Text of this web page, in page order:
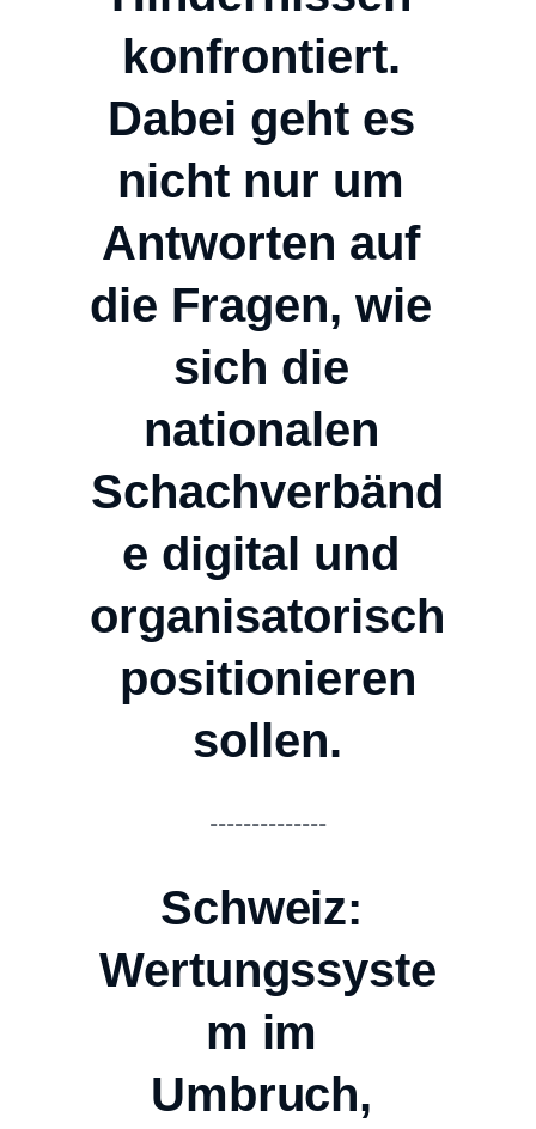
konfrontiert.
Dabei geht es
nicht nur um
Antworten auf
die Fragen, wie
sich die
nationalen
Schachverbänd
e digital und
organisatorisch
positionieren
sollen.
--------------
Schweiz:
Wertungssyste
m im
Umbruch,